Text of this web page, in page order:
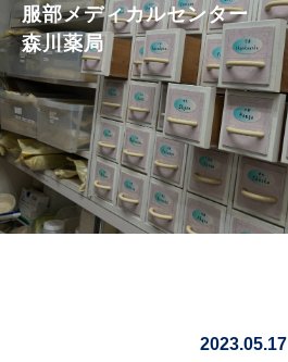
服部メディカルセンター
森川薬局
2023.05.17